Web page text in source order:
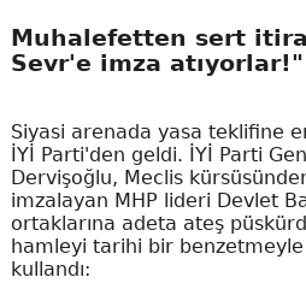
Muhalefetten sert
Sevr'e imza atıyorlar!"
Siyasi arenada yasa teklifine
İYİ Parti'den geldi. İYİ Parti
Dervişoğlu, Meclis
imzalayan MHP lideri Devlet
ortaklarına adeta ateş
hamleyi tarihi bir
kullandı: